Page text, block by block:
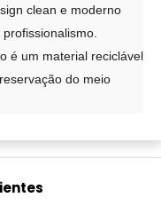
clean e moderno
é um material reciclável
do meio